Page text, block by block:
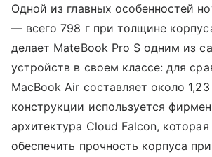
Одной из главных особенностей
— всего 798 г при толщине
делает MateBook Pro S одним из
устройств в своем классе: для
MacBook Air составляет около
конструкции используется
архитектура Cloud Falcon,
обеспечить прочность корпуса